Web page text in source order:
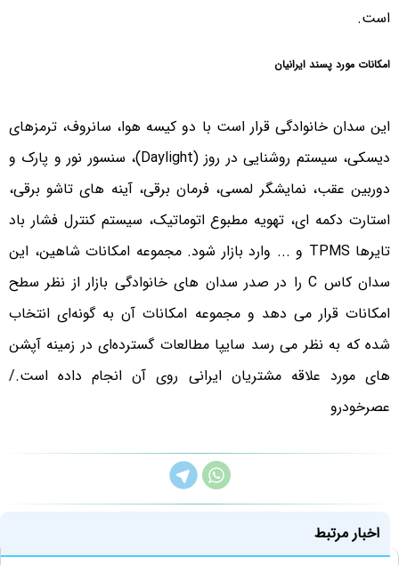
است.
امکانات مورد پسند ایرانیان
این سدان خانوادگی قرار است با دو کیسه هوا، سانروف، ترمزهای
دیسکی، سیستم روشنایی در روز (Daylight)، سنسور نور و پارک و
دوربین عقب، نمایشگر لمسی، فرمان برقی، آینه های تاشو برقی،
استارت دکمه ای، تهویه مطبوع اتوماتیک، سیستم کنترل فشار باد
تایرها TPMS و ... وارد بازار شود. مجموعه امکانات شاهین، این
سدان کاس C را در صدر سدان های خانوادگی بازار از نظر سطح
امکانات قرار می دهد و مجموعه امکانات آن به گونه‌ای انتخاب
شده که به نظر می رسد سایپا مطالعات گسترده‌ای در زمینه آپشن
های مورد علاقه مشتریان ایرانی روی آن انجام داده است./
عصرخودرو
اخبار مرتبط